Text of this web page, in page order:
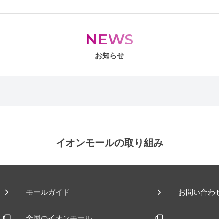
NEWS
お知らせ
イオンモールの取り組み
モールガイド お問い合わ